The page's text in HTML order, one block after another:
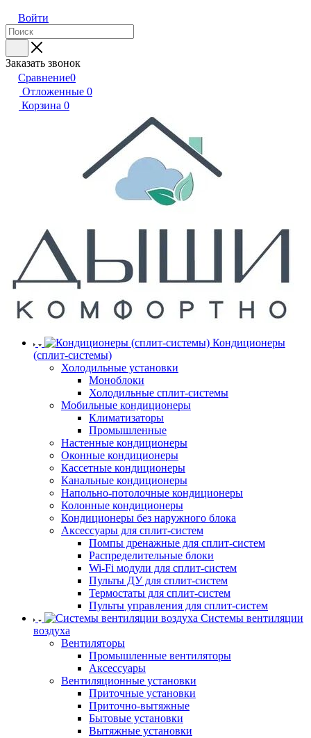
Войти
Заказать звонок
Сравнение0
Отложенные 0
Корзина 0
Кондиционеры
(сплит-системы)
Холодильные установки
Моноблоки
Холодильные сплит-системы
Мобильные кондиционеры
Климатизаторы
Промышленные
Настенные кондиционеры
Оконные кондиционеры
Кассетные кондиционеры
Канальные кондиционеры
Напольно-потолочные кондиционеры
Колонные кондиционеры
Кондиционеры без наружного блока
Аксессуары для сплит-систем
Помпы дренажные для сплит-систем
Распределительные блоки
Wi-Fi модули для сплит-систем
Пульты ДУ для сплит-систем
Термостаты для сплит-систем
Пульты управления для сплит-систем
Системы вентиляции
воздуха
Вентиляторы
Промышленные вентиляторы
Аксессуары
Вентиляционные установки
Приточные установки
Приточно-вытяжные
Бытовые установки
Вытяжные установки